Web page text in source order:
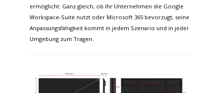
ermöglicht. Ganz gleich, ob Ihr Unternehmen die Google
Workspace-Suite nutzt oder Microsoft 365 bevorzugt, seine
Anpassungsfähigkeit kommt in jedem Szenario und in jeder
Umgebung zum Tragen.